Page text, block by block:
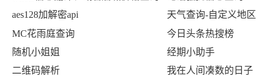
aes128加解密api
MC花雨庭查询
随机小姐姐
二维码解析
天气查询-自定义地区
今日头条热搜榜
经期小助手
我在人间凑数的日子